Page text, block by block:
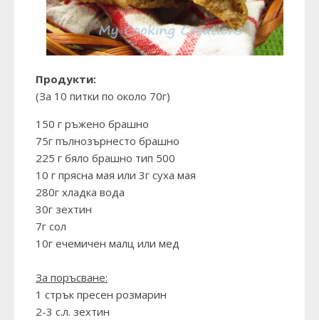
Продукти:
(За 10 питки по около 70г)
150 г ръжено брашно
75г пълнозърнесто брашно
225 г бяло брашно тип 500
10 г прясна мая или 3г суха мая
280г хладка вода
30г зехтин
7г сол
10г ечемичен малц или мед
За поръсване:
1 стрък пресен розмарин
2-3 с.л. зехтин